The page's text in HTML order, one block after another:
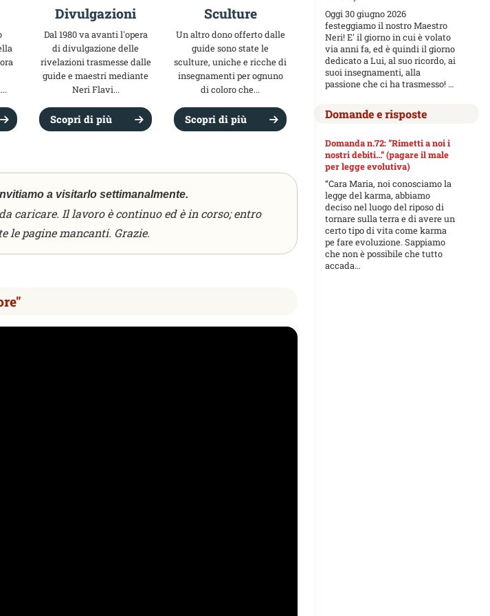
Divulgazioni
Dal 1980 va avanti l'opera
di divulgazione delle
rivelazioni trasmesse dalle
guide e maestri mediante
Neri Flavi...
Scopri di più
Sculture
Un altro dono offerto dalle
guide sono state le
sculture, uniche e ricche di
insegnamenti per ognuno
di coloro che...
Scopri di più
a visitarlo settimanalmente.
caricare. Il lavoro è continuo ed è in corso; entro
le pagine mancanti. Grazie.
Oggi 30 giugno 2026
festeggiamo il nostro Maestro
Neri! E' il giorno in cui è volato
via anni fa, ed è quindi il giorno
dedicato a Lui, al suo ricordo, ai
suoi insegnamenti, alla
passione che ci ha trasmesso! …
Domande e risposte
Domanda n.72: ”Rimetti a noi i
nostri debiti...” (pagare il male
per legge evolutiva)
“Cara Maria, noi conosciamo la
legge del karma, abbiamo
deciso nel luogo del riposo di
tornare sulla terra e di avere un
certo tipo di vita come karma
pe fare evoluzione. Sappiamo
che non è possibile che tutto
accada…